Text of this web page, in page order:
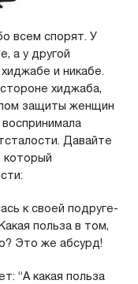
всем спорят. У
а у другой
и никабе.
хиджаба,
защиты женщин
Давайте
который
к своей подруге-
польза в том,
Это же абсурд!
“А какая польза